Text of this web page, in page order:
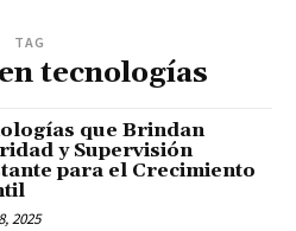
TAG
tecnologías
que Brindan
y Supervisión
para el Crecimiento
2025